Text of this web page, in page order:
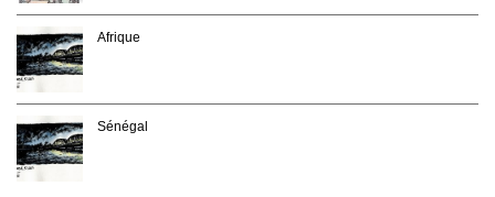
Afrique
Sénégal